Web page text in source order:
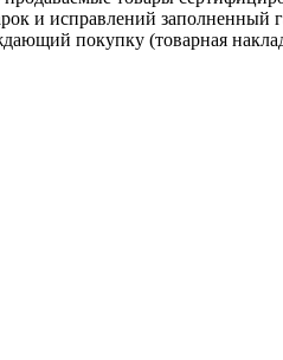
и исправлений
покупку (товарная